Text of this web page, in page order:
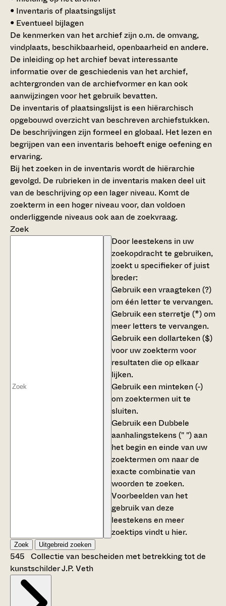
• Inventaris of plaatsingslijst
• Eventueel bijlagen
De kenmerken van het archief zijn o.m. de omvang,
vindplaats, beschikbaarheid, openbaarheid en andere.
De inleiding op het archief bevat interessante
informatie over de geschiedenis van het archief,
achtergronden van de archiefvormer en kan ook
aanwijzingen voor het gebruik bevatten.
De inventaris of plaatsingslijst is een hiërarchisch
opgebouwd overzicht van beschreven archiefstukken.
De beschrijvingen zijn formeel en globaal. Het lezen en
begrijpen van een inventaris behoeft enige oefening en
ervaring.
Bij het zoeken in de inventaris wordt de hiërarchie
gevolgd. De rubrieken in de inventaris maken deel uit
van de beschrijving op een lager niveau. Komt de
zoekterm in een hoger niveau voor, dan voldoen
onderliggende niveaus ook aan de zoekvraag.
Zoek
Door leestekens in uw
zoekopdracht te gebruiken,
zoekt u specifieker of juist
breder:
Gebruik eenvraagteken (?)
om één letter te vervangen.
Gebruik eensterretje (*)om
meer letters te vervangen.
Gebruik eendollarteken ($)
voor uw zoekterm voor
resultaten die op elkaar
lijken.
Gebruik een minteken (-)
om zoektermen uit te
sluiten.
Gebruik een Dubbele
aanhalingstekens (" ")aan
het begin en einde van uw
zoektermen om naar de
exacte combinatie van
woorden te zoeken.
Voorbeelden van het
gebruik van deze
leestekens en meer
zoektips vindt u hier.
Zoek Uitgebreid zoeken
545 Collectie van bescheiden met betrekking tot de
kunstschilder J.P. Veth